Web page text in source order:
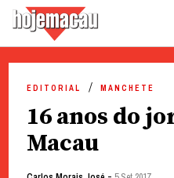
content
EDITORIAL MANCHETE
16 anos do
Macau